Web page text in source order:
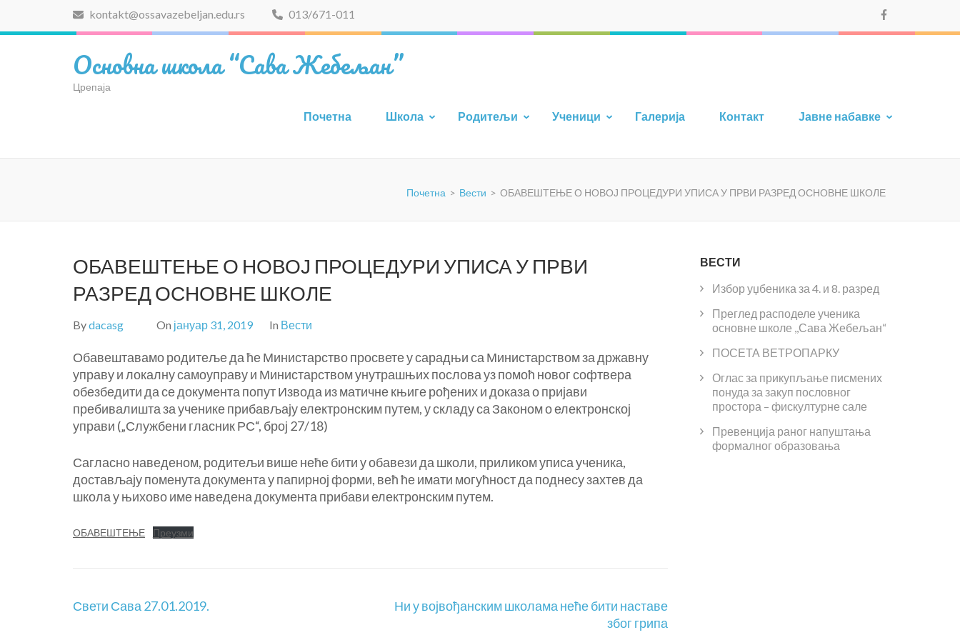
kontakt@ossavazebeljan.edu.rs 013/671-011
Основна школа “Сава Жебељан”
Црепаја
Почетна Школа Родитељи Ученици Галерија Контакт Јавне набавке
Почетна > Вести > ОБАВЕШТЕЊЕ О НОВОЈ ПРОЦЕДУРИ УПИСА У ПРВИ РАЗРЕД ОСНОВНЕ ШКОЛЕ
ОБАВЕШТЕЊЕ О НОВОЈ ПРОЦЕДУРИ УПИСА У ПРВИ
РАЗРЕД ОСНОВНЕ ШКОЛЕ
Bydacasg On јануар 31, 2019 In Вести
Обавештавамо родитеље да ће Министарство просвете у сарадњи са Министарством за државну
управу и локалну самоуправу и Министарством унутрашњих послова уз помоћ новог софтвера
обезбедити да се документа попут Извода из матичне књиге рођених и доказа о пријави
пребивалишта за ученике прибављају електронским путем, у складу са Законом о електронској
управи („Службени гласник РС“, број 27/18)
Сагласно наведеном, родитељи више неће бити у обавези да школи, приликом уписа ученика,
достављају поменута документа у папирној форми, већ ће имати могућност да поднесу захтев да
школа у њихово име наведена документа прибави електронским путем.
ОБАВЕШТЕЊЕ Преузми
Кретање
Свети Сава 27.01.2019.
Ни у војвођанским школама неће бити наставе
због грипа
ВЕСТИ
Избор уџбеника за 4. и 8. разред
Преглед расподеле ученика
основне школе ,,Сава Жебељан“
ПОСЕТА ВЕТРОПАРКУ
Оглас за прикупљање писмених
понуда за закуп пословног
простора – фискултурне сале
Превенција раног напуштања
формалног образовања